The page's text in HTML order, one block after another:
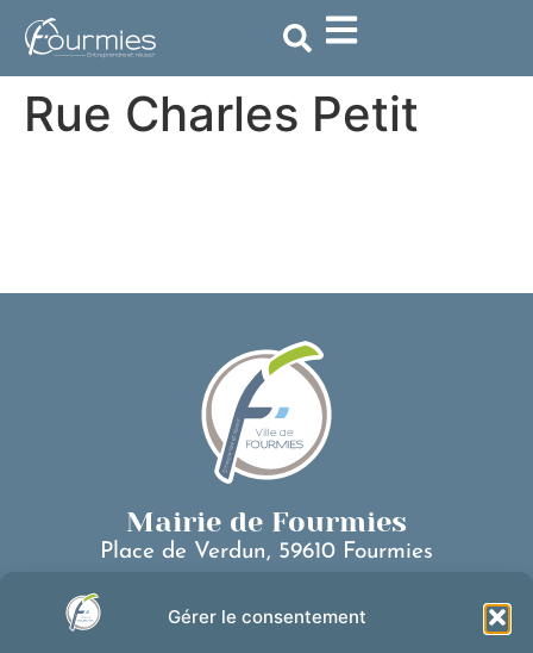
Gérer le consentement
principal
Rue Charles Petit
Mairie de Fourmies
Place de Verdun, 59610 Fourmies
Nous contacter